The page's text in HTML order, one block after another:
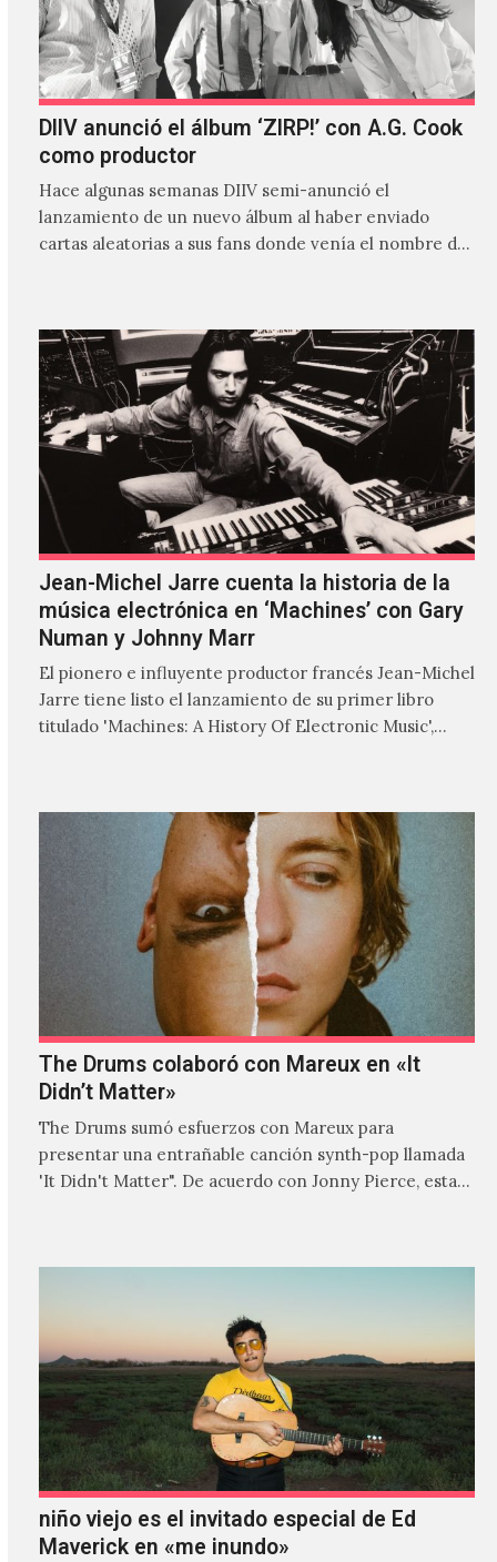
DIIV anunció el álbum ‘ZIRP!’ con A.G. Cook
como productor
Hace algunas semanas DIIV semi-anunció el
lanzamiento de un nuevo álbum al haber enviado
cartas aleatorias a sus fans donde venía el nombre de
Jean-Michel Jarre cuenta la historia de la
música electrónica en ‘Machines’ con Gary
Numan y Johnny Marr
El pionero e influyente productor francés Jean-Michel
Jarre tiene listo el lanzamiento de su primer libro
titulado 'Machines: A History Of Electronic Music',
The Drums colaboró con Mareux en «It
Didn’t Matter»
The Drums sumó esfuerzos con Mareux para
presentar una entrañable canción synth-pop llamada
'It Didn't Matter". De acuerdo con Jonny Pierce, esta
niño viejo es el invitado especial de Ed
Maverick en «me inundo»